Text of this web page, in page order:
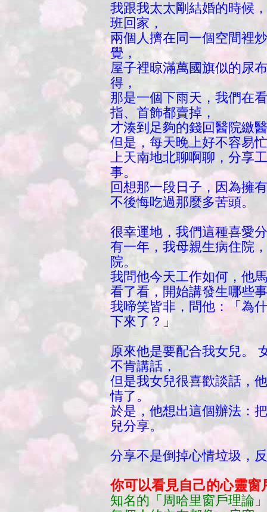
我跟我太太剛結婚的時候
班回家，
兩個人擠在同一個空間裡
覺，
屋子裡晾滿萬國旗似的尿
得，
那是一個下雨天，我們在
指、首飾都賣掉，
才湊到足夠的錢回醫院繳
但是，每天晚上好不容易
上天南地北聊啊聊，分享
事。
回想那一段日子，因為擁
不後悔吃過那麼多苦頭。
很幸運地，我們這種喜愛
有一年，我母親生病住院
院。
我問他今天工作如何，他
看了看，開始講發生哪些
我啼笑皆非，問他：「為
下來了？」
原來他是要配合我女兒。
不肯講話，
但是我女兒很喜歡談話，
情了。
於是，他想出這個辦法：
兒分享。
分享不是倒掉心情垃圾，
你可以看見自己的心靈窗
知名的「周哈里窗戶理論